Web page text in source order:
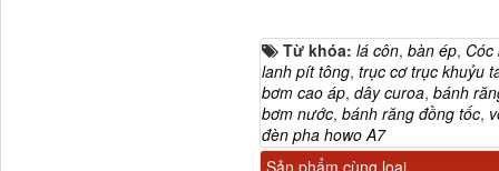
Từ khóa: lá côn, bàn ép, Cóc
lanh pít tông, trục cơ trục khuỷu
bơm cao áp, dây curoa, bánh
bơm nước, bánh răng đồng tốc,
đèn pha howo A7
Sản phẩm cùng loại